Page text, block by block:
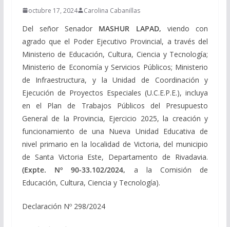
octubre 17, 2024 Carolina Cabanillas
Del señor Senador MASHUR LAPAD,viendo con
agrado que el Poder Ejecutivo Provincial, a través del
Ministerio de Educación, Cultura, Ciencia y Tecnología;
Ministerio de Economía y Servicios Públicos; Ministerio
de Infraestructura, y la Unidad de Coordinación y
Ejecución de Proyectos Especiales (U.C.E.P.E.), incluya
en el Plan de Trabajos Públicos del Presupuesto
General de la Provincia, Ejercicio 2025, la creación y
funcionamiento de una Nueva Unidad Educativa de
nivel primario en la localidad de Victoria, del municipio
de Santa Victoria Este, Departamento de Rivadavia.
(Expte. Nº 90-33.102/2024, a la Comisión de
Educación, Cultura, Ciencia y Tecnología).
Declaración Nº 298/2024